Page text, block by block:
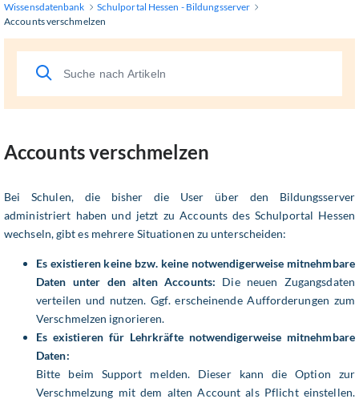
Wissensdatenbank
Schulportal Hessen - Bildungsserver
Accounts verschmelzen
Accounts verschmelzen
Bei Schulen, die bisher die User über den Bildungsserver
administriert haben und jetzt zu Accounts des Schulportal Hessen
wechseln, gibt es mehrere Situationen zu unterscheiden:
Es existieren keine bzw. keine notwendigerweise mitnehmbare
Daten unter den alten Accounts: Die neuen Zugangsdaten
verteilen und nutzen. Ggf. erscheinende Aufforderungen zum
Verschmelzen ignorieren.
Es existieren für Lehrkräfte notwendigerweise mitnehmbare
Daten:
Bitte beim Support melden. Dieser kann die Option zur
Verschmelzung mit dem alten Account als Pflicht einstellen.